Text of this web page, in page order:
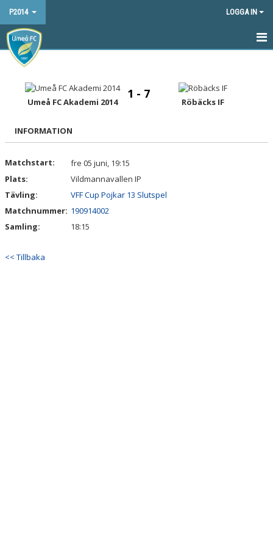
P2014 LOGGA IN
HEM
NYHETER
MATCHER
TRUPPEN
BILDGALLERI
Umeå FC Akademi 2014
1 - 7
Röbäcks IF
INFORMATION
Matchstart:
fre 05 juni, 19:15
Plats:
Vildmannavallen IP
Tävling:
VFF Cup Pojkar 13 Slutspel
Matchnummer: 190914002
Samling:
18:15
<< Tillbaka